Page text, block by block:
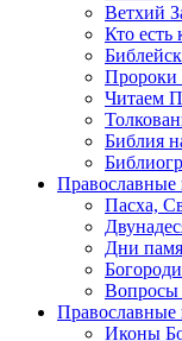
Ветхий
Кто есть
Пророки
Читаем
Библия
Православные
Пасха,
Дни
Вопросы
Иконы